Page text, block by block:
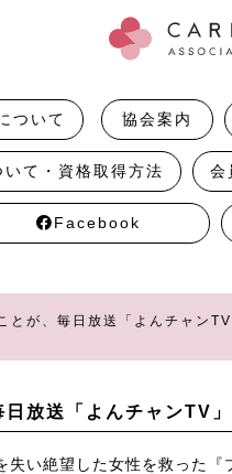
ついて 協会案内
て・資格取得方法 会
Facebook
とが、毎日放送「よんチャン
放送「よんチャンTV」
失い絶望した女性を救った『